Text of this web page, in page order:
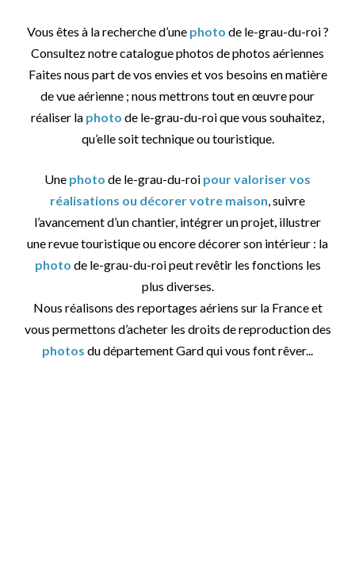
Vous êtes à la recherche d’une photo de le-grau-du-roi ?
Consultez notre catalogue photos de photos aériennes
Faites nous part de vos envies et vos besoins en matière
de vue aérienne ; nous mettrons tout en œuvre pour
réaliser la photo de le-grau-du-roi que vous souhaitez,
qu’elle soit technique ou touristique.
Une photo de le-grau-du-roi pour valoriser vos
réalisations ou décorer votre maison, suivre
l’avancement d’un chantier, intégrer un projet, illustrer
une revue touristique ou encore décorer son intérieur : la
photo de le-grau-du-roi peut revêtir les fonctions les
plus diverses.
Nous réalisons des reportages aériens sur la France et
vous permettons d’acheter les droits de reproduction des
photos du département Gard qui vous font rêver...